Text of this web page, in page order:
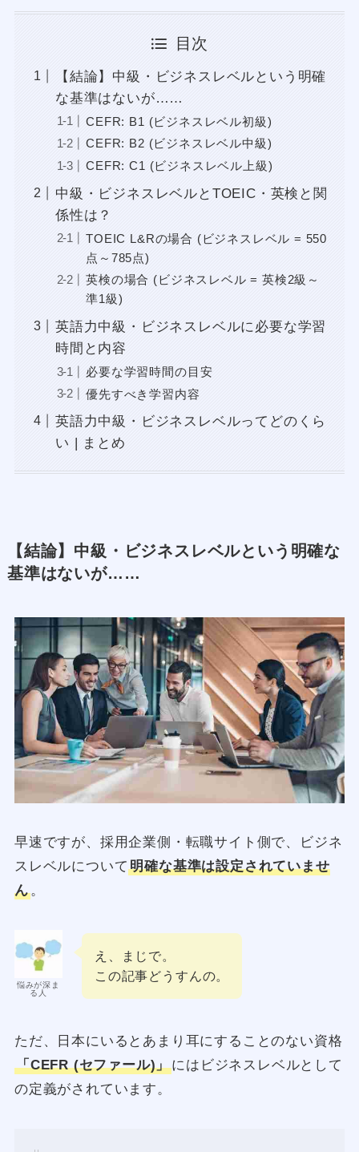
目次
【結論】中級・ビジネスレベルという明確
な基準はないが……
CEFR: B1 (ビジネスレベル初級)
CEFR: B2 (ビジネスレベル中級)
CEFR: C1 (ビジネスレベル上級)
中級・ビジネスレベルとTOEIC・英検と関
係性は？
TOEIC L&Rの場合 (ビジネスレベル = 550
点～785点)
英検の場合 (ビジネスレベル = 英検2級～
準1級)
英語力中級・ビジネスレベルに必要な学習
時間と内容
必要な学習時間の目安
優先すべき学習内容
英語力中級・ビジネスレベルってどのくら
い | まとめ
【結論】中級・ビジネスレベルという明確な
基準はないが……
早速ですが、採用企業側・転職サイト側で、ビジネ
スレベルについて明確な基準は設定されていませ
ん。
悩みが深ま
る人
え、まじで。
この記事どうすんの。
ただ、日本にいるとあまり耳にすることのない資格
「CEFR (セファール)」にはビジネスレベルとして
の定義がされています。